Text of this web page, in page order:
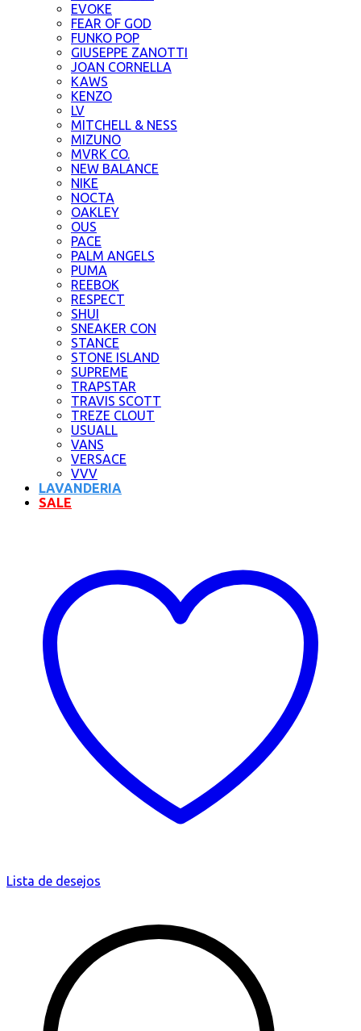
EVOKE
FEAR OF GOD
FUNKO POP
GIUSEPPE ZANOTTI
JOAN CORNELLA
KAWS
KENZO
LV
MITCHELL & NESS
MIZUNO
MVRK CO.
NEW BALANCE
NIKE
NOCTA
OAKLEY
OUS
PACE
PALM ANGELS
PUMA
REEBOK
RESPECT
SHUI
SNEAKER CON
STANCE
STONE ISLAND
SUPREME
TRAPSTAR
TRAVIS SCOTT
TREZE CLOUT
USUALL
VANS
VERSACE
VVV
LAVANDERIA
SALE
Lista de desejos